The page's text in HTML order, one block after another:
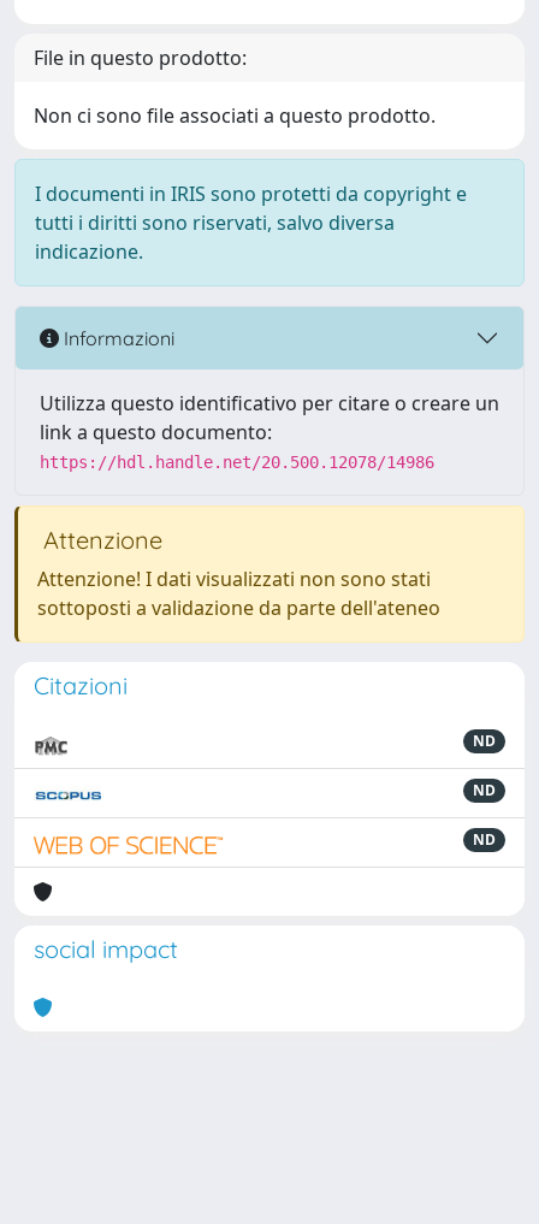
File in questo prodotto:
Non ci sono file associati a questo prodotto.
I documenti in IRIS sono protetti da copyright e
tutti i diritti sono riservati, salvo diversa
indicazione.
Informazioni
Utilizza questo identificativo per citare o creare un
link a questo documento:
https://hdl.handle.net/20.500.12078/14986
Attenzione
Attenzione! I dati visualizzati non sono stati
sottoposti a validazione da parte dell'ateneo
Citazioni
ND
ND
ND
social impact